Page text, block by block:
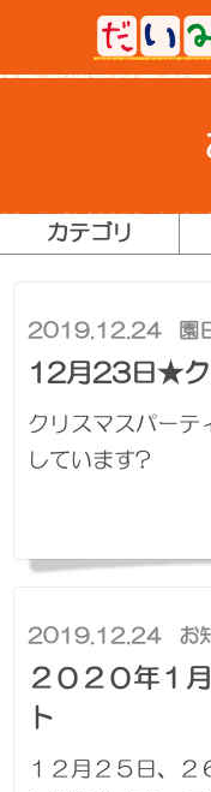
カテゴリ
2019.12.24 園
12月23日★ク
クリスマスパー
しています?
2019.12.24 お
２０２０年１
ト
１２月２５日、２